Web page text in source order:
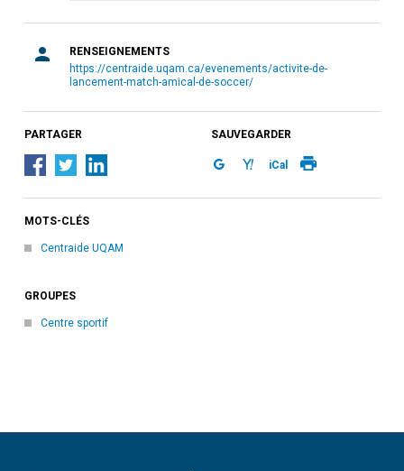
RENSEIGNEMENTS
https://centraide.uqam.ca/evenements/activite-de-
lancement-match-amical-de-soccer/
PARTAGER SAUVEGARDER
iCal
MOTS-CLÉS
Centraide UQAM
GROUPES
Centre sportif